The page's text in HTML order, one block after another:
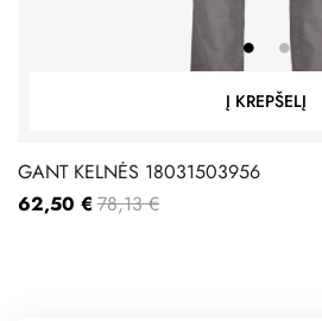
Į KREPŠELĮ
GANT KELNĖS 18031503956
62,50 € 78,13 €